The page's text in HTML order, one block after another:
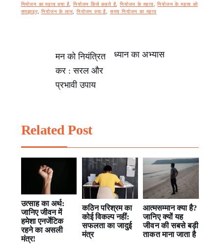
नियोजन का महत्व क्या है
नियोजन किसे कहते है नियोजन के महत्व ,नियोजन के महत्व को
समझाइए,नियोजन के लाभ नियोजन क्या है समय नियोजन का महत्व
Post
navigation
मन को नियंत्रित
कर : सरल और
प्रभावी उपाय
ध्यान का अभ्यास
Related Post
उत्साह का अर्थ:
जानिए जीवन में
हमेशा एनर्जेटिक
रहने का असली
मंत्र!
कठिन परिश्रम का
कोई विकल्प नहीं:
सफलता का जादुई
मंत्र
आत्मसम्मान क्या है?
जानिए क्यों यह
जीवन की सबसे बड़ी
ताकत माना जाता है